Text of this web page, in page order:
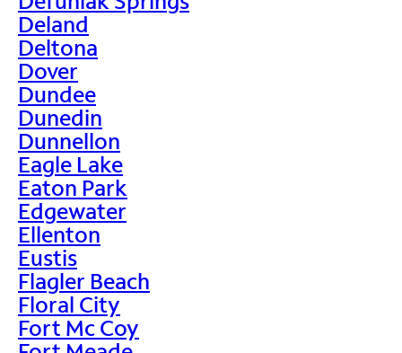
Deland
Deltona
Dover
Dundee
Dunedin
Dunnellon
Eagle Lake
Eaton Park
Edgewater
Ellenton
Eustis
Flagler Beach
Floral City
Fort Mc Coy